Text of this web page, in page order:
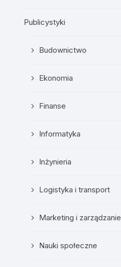
Publicystyki
Budownictwo
Ekonomia
Finanse
Informatyka
Inżynieria
Logistyka i transport
Marketing i zarządzanie
Nauki społeczne